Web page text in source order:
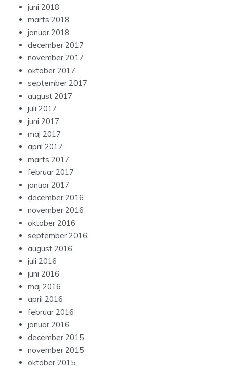
juni 2018
marts 2018
januar 2018
december 2017
november 2017
oktober 2017
september 2017
august 2017
juli 2017
juni 2017
maj 2017
april 2017
marts 2017
februar 2017
januar 2017
december 2016
november 2016
oktober 2016
september 2016
august 2016
juli 2016
juni 2016
maj 2016
april 2016
februar 2016
januar 2016
december 2015
november 2015
oktober 2015